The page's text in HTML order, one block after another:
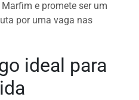
e promete ser um
por uma vaga nas
ideal para